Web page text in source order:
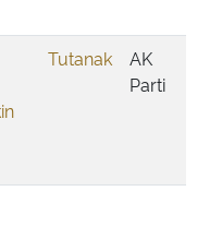
Tutanak
AK
Parti